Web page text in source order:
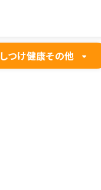
しつけ健康その他